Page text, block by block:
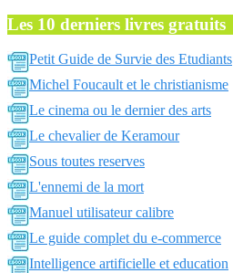
Les 10 derniers livres gratuits
Petit Guide de Survie des Etudiants
Michel Foucault et le christianisme
Le cinema ou le dernier des arts
Le chevalier de Keramour
Sous toutes reserves
L'ennemi de la mort
Manuel utilisateur calibre
Le guide complet du e-commerce
Intelligence artificielle et education